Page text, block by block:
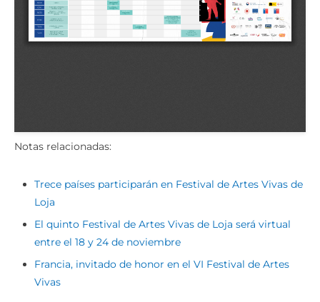
Trece países participarán en Festival de Artes Vivas de
Loja
El quinto Festival de Artes Vivas de Loja será virtual
entre el 18 y 24 de noviembre
Francia, invitado de honor en el VI Festival de Artes